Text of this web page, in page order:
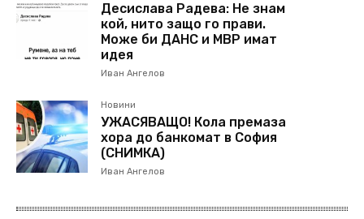
Десислава Радева: Не знам
кой, нито защо го прави.
Може би ДАНС и МВР имат
идея
Иван Ангелов
Новини
УЖАСЯВАЩО! Кола премаза
хора до банкомат в София
(СНИМКА)
Иван Ангелов